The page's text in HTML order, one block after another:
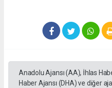
Anadolu Ajansı (AA), İhlas
Haber Ajansı (DHA) ve diğer